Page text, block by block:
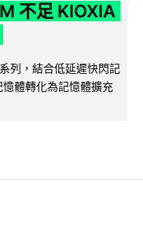
不足 KIOXIA
列，結合低延遲快閃記
憶體轉化為記憶體擴充